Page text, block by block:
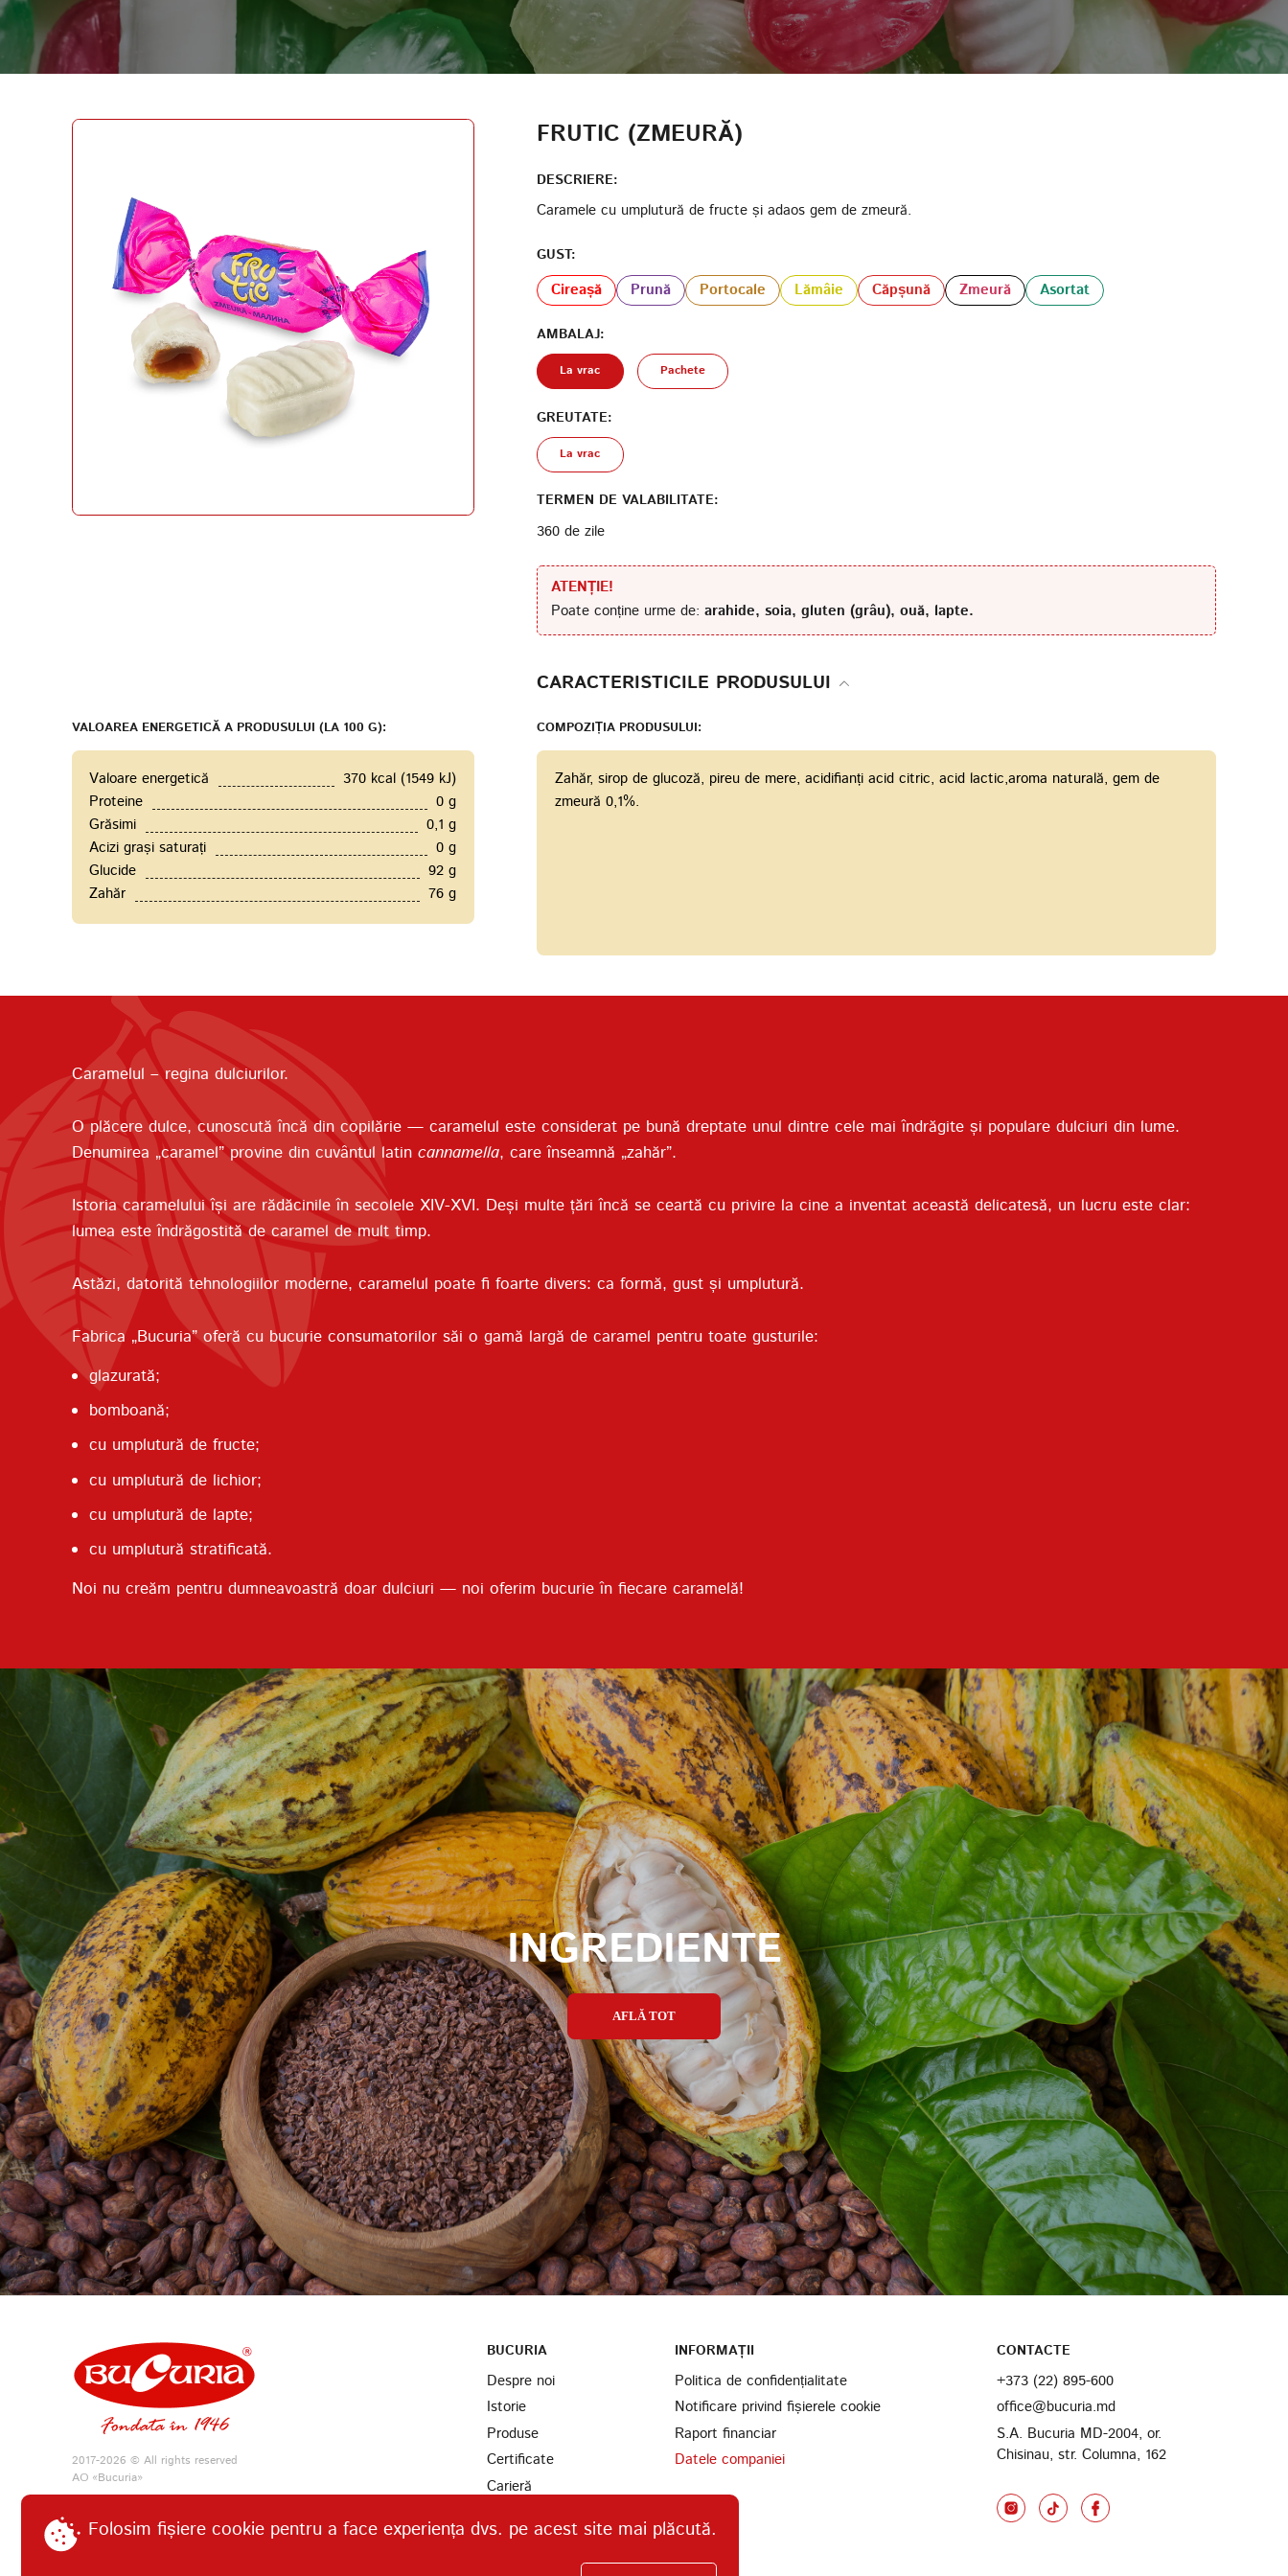
FRUTIC (ZMEURĂ)
DESCRIERE:
Caramele cu umplutură de fructe și adaos gem de zmeură.
GUST:
Cireașă Prună Portocale Lămâie Căpșună Zmeură Asortat
AMBALAJ:
La vrac Pachete
GREUTATE:
La vrac
TERMEN DE VALABILITATE:
360 de zile
ATENȚIE!
Poate conține urme de:arahide, soia, gluten (grâu), ouă, lapte.
CARACTERISTICILE PRODUSULUI
VALOAREA ENERGETICĂ A PRODUSULUI (LA 100 G):
Valoare energetică
370 kcal (1549 kJ)
Proteine
0 g
Grăsimi
0,1 g
Acizi grași saturați
0 g
Glucide
92 g
Zahăr
76 g
COMPOZIȚIA PRODUSULUI:
Zahăr, sirop de glucoză, pireu de mere, acidifianți acid citric, acid lactic,aroma naturală, gem de
zmeură 0,1%.
Caramelul – regina dulciurilor.
O plăcere dulce, cunoscută încă din copilărie — caramelul este considerat pe bună dreptate unul dintre cele mai îndrăgite și populare dulciuri din lume.
Denumirea „caramel” provine din cuvântul latin cannamella, care înseamnă „zahăr”.
Istoria caramelului își are rădăcinile în secolele XIV-XVI. Deși multe țări încă se ceartă cu privire la cine a inventat această delicatesă, un lucru este clar:
lumea este îndrăgostită de caramel de mult timp.
Astăzi, datorită tehnologiilor moderne, caramelul poate fi foarte divers: ca formă, gust și umplutură.
Fabrica „Bucuria” oferă cu bucurie consumatorilor săi o gamă largă de caramel pentru toate gusturile:
glazurată;
bomboană;
cu umplutură de fructe;
cu umplutură de lichior;
cu umplutură de lapte;
cu umplutură stratificată.
Noi nu creăm pentru dumneavoastră doar dulciuri — noi oferim bucurie în fiecare caramelă!
INGREDIENTE
AFLĂ TOT
2017-2026 © All rights reserved
АО «Bucuria»
BUCURIA
Despre noi
Istorie
Produse
Certificate
Carieră
Găsiți-ne
INFORMAȚII
Politica de confidențialitate
Notificare privind fișierele cookie
Raport financiar
Datele companiei
CONTACTE
+373 (22) 895-600
office@bucuria.md
S.A. Bucuria MD-2004, or.
Chisinau, str. Columna, 162
REPETAȚI PAROLA
CREAȚI UN CONT
serviciilor
Politica de confidențialitate
DATA NAȘTERII
CREAȚI UN CONT
Folosim fișiere cookie pentru a face experiența dvs. pe acest site mai plăcută.